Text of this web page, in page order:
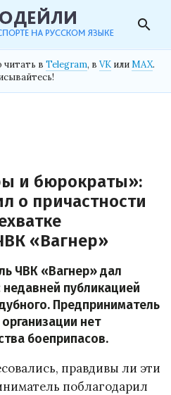
search
в Telegram, в VK илиMAX.
и бюрократы»:
о причастности
«Вагнер»
ЧВК «Вагнер» дал
публикацией
Предприниматель
нет
боеприпасов.
правдивы ли эти
поблагодарил